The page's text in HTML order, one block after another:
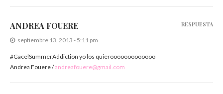
ANDREA FOUERE
septiembre 13, 2013 - 5:11 pm
#GacelSummerAddiction yo los quierooooooooooooo
Andrea Fouere /andreafouere@gmail.com
RESPUESTA